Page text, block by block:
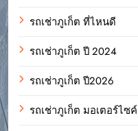
รถเช่าภูเก็ต ที่ไหนดี
รถเช่าภูเก็ต ปี 2024
รถเช่าภูเก็ต ปี2026
รถเช่าภูเก็ต มอเตอร์ไซค์